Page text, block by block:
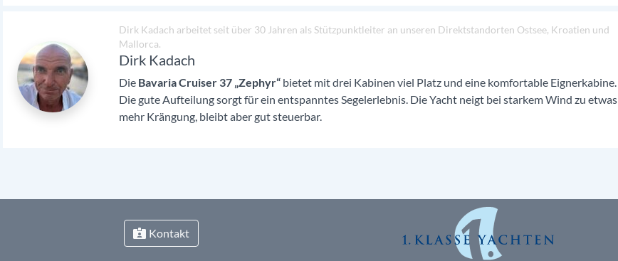
Dirk Kadach arbeitet seit über 30 Jahren als Stützpunktleiter an unseren Direktstandorten Ostsee, Kroatien und
Mallorca.
Dirk Kadach
Die Bavaria Cruiser 37 „Zephyr“bietet mit drei Kabinen viel Platz und eine komfortable Eignerkabine.
Die gute Aufteilung sorgt für ein entspanntes Segelerlebnis. Die Yacht neigt bei starkem Wind zu etwas
mehr Krängung, bleibt aber gut steuerbar.
Kontakt